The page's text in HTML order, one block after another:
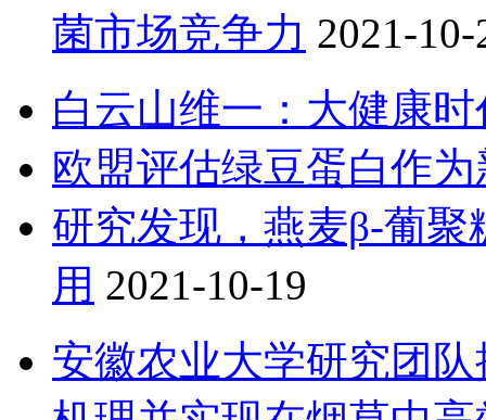
菌市场竞争力 2021-10-
白云山维一：大健康
欧盟评估绿豆蛋白作
研究发现，燕麦β-葡
用 2021-10-19
安徽农业大学研究团